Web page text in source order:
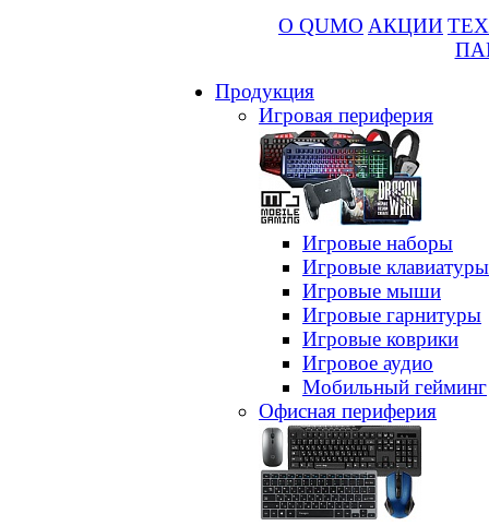
О QUMO АКЦИИ
Продукция
Игровая периферия
Игровые наборы
Игровые клавиатуры
Игровые мыши
Игровые гарнитуры
Игровые коврики
Игровое аудио
Мобильный гейминг
Офисная периферия